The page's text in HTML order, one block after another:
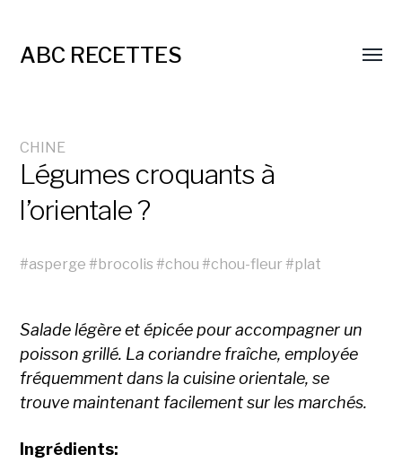
ABC RECETTES
CHINE
Légumes croquants à
l’orientale ?
#asperge #brocolis #chou #chou-fleur#plat
Salade légère et épicée pour accompagner un
poisson grillé. La coriandre fraîche, employée
fréquemment dans la cuisine orientale, se
trouve maintenant facilement sur les marchés.
Ingrédients: